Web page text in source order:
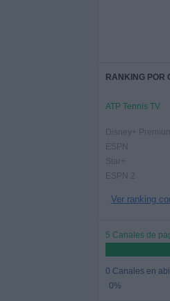
RANKING POR
ATP Tennis TV
Disney+
ESPN
Star+
ESPN 2
Ver ranking
5 Canales de
0 Canales en
0%